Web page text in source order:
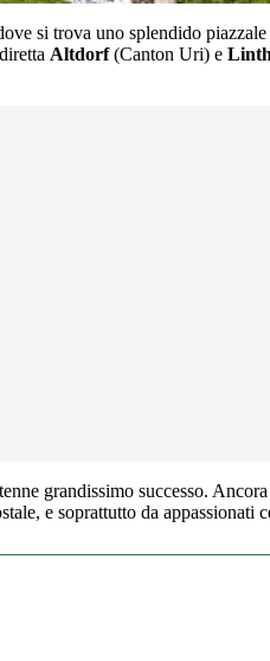
si trova uno splendido
Altdorf(Canton Uri) e
grandissimo successo.
e soprattutto da appassionati